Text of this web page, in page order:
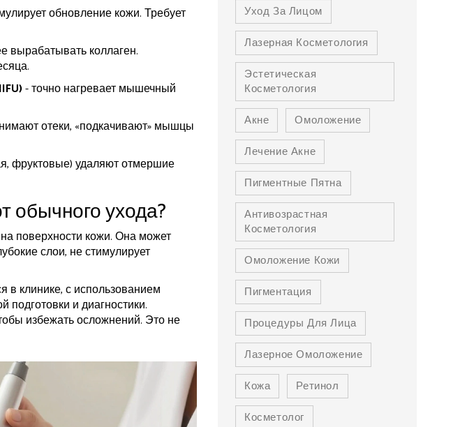
обновление кожи. Требует
вырабатывать коллаген.
- точно нагревает мышечный
отеки, «подкачивают» мышцы
фруктовые) удаляют отмершие
обычного ухода?
поверхности кожи. Она может
слои, не стимулирует
в клинике, с использованием
и диагностики.
избежать осложнений. Это не
Уход За Лицом
Лазерная Косметология
Эстетическая
Косметология
Акне
Омоложение
Лечение Акне
Пигментные Пятна
Антивозрастная
Косметология
Омоложение Кожи
Пигментация
Процедуры Для Лица
Лазерное Омоложение
Кожа
Ретинол
Косметолог